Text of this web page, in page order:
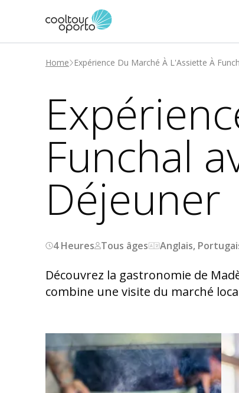
Home Expérience Du Marché À L'Assiette À
Funchal
Déjeuner
4 Heures Tous âges Anglais,
Découvrez la gastronomie de
combine une visite du marché